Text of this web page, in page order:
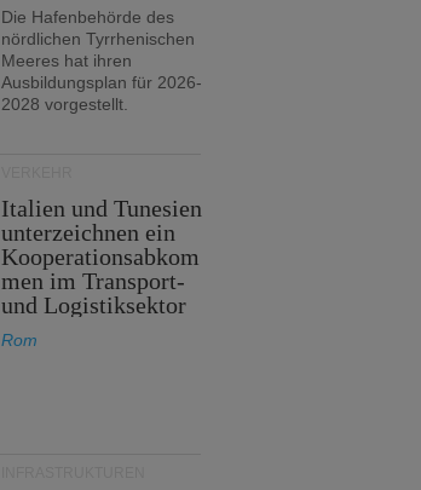
Die Hafenbehörde des
nördlichen Tyrrhenischen
Meeres hat ihren
Ausbildungsplan für 2026-
2028 vorgestellt.
Italien und Tunesien
unterzeichnen ein
Kooperationsabkom
men im Transport-
und Logistiksektor
Rom